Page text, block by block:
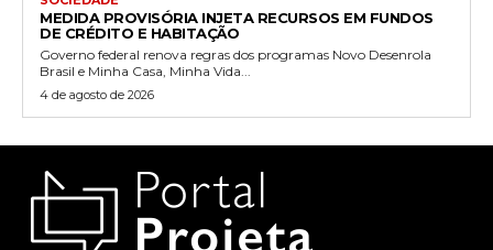
MEDIDA PROVISÓRIA INJETA RECURSOS EM FUNDOS
DE CRÉDITO E HABITAÇÃO
Governo federal renova regras dos programas Novo Desenrola
Brasil e Minha Casa, Minha Vida...
4 de agosto de 2026